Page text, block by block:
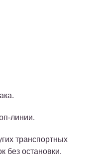
линии.
транспортных
без остановки.